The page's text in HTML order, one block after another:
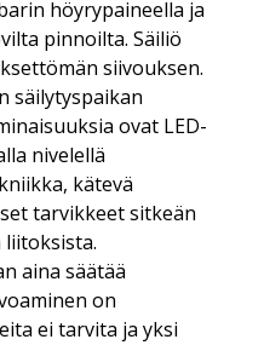
höyrypaineella ja
pinnoilta. Säiliö
siivouksen.
säilytyspaikan
ovat LED-
nivelellä
kätevä
tarvikkeet sitkeän
aina säätää
on
ei tarvita ja yksi